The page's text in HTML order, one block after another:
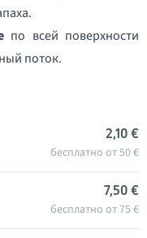
по всей поверхности
поток.
2,10 €
бесплатно от 50 €
7,50 €
бесплатно от 75 €